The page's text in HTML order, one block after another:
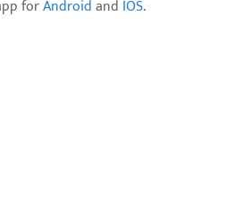
forAndroidand IOS.